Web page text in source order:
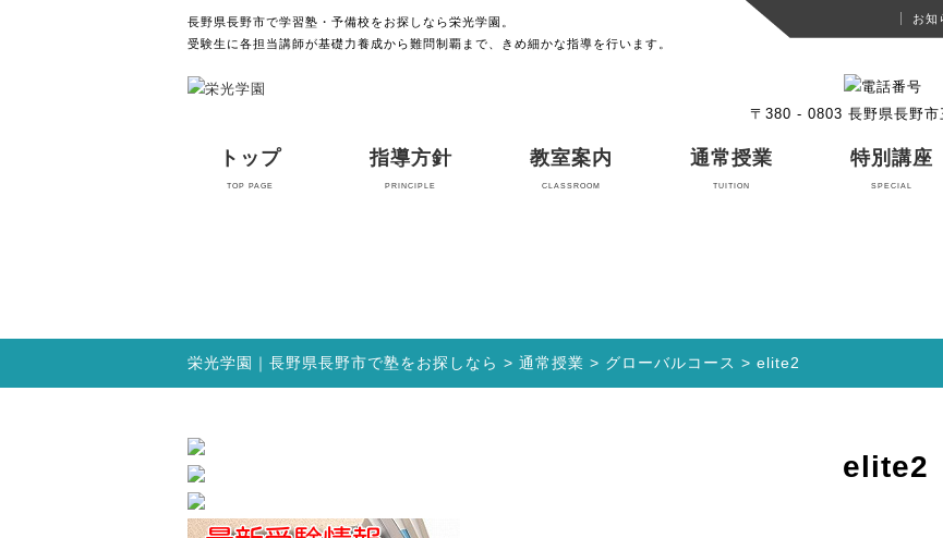
長野県長野市で学習塾・予備校をお探しなら栄光学園。
受験生に各担当講師が基礎力養成から難問制覇まで、きめ細かな指導を行います。
お知
〒380 - 0803 長野県長野市
トップ
TOP PAGE
指導方針
PRINCIPLE
教室案内
CLASSROOM
通常授業
TUITION
特別講座
SPECIAL
栄光学園｜長野県長野市で塾をお探しなら > 通常授業 > グローバルコース > elite2
elite2